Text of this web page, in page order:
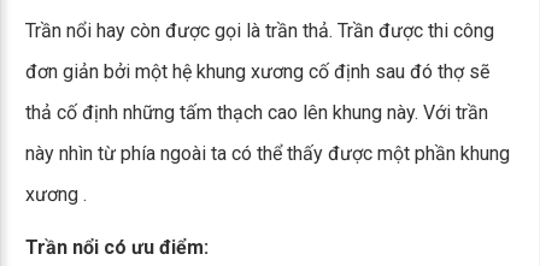
Trần nổi hay còn được gọi là trần thả. Trần được thi công
đơn giản bởi một hệ khung xương cố định sau đó thợ sẽ
thả cố định những tấm thạch cao lên khung này. Với trần
này nhìn từ phía ngoài ta có thể thấy được một phần khung
xương .
Trần nổi có ưu điểm: